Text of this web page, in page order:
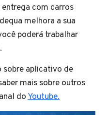
com carros
melhora a sua
poderá trabalhar
sobre aplicativo de
mais sobre outros
doYoutube.